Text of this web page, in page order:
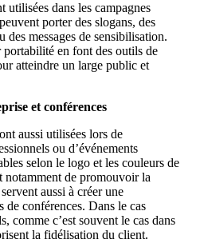
utilisées dans les campagnes
porter des slogans, des
messages de sensibilisation.
en font des outils de
atteindre un large public et
et conférences
aussi utilisées lors de
ou d’événements
selon le logo et les couleurs de
notamment de promouvoir la
aussi à créer une
de conférences. Dans le cas
comme c’est souvent le cas dans
la fidélisation du client.